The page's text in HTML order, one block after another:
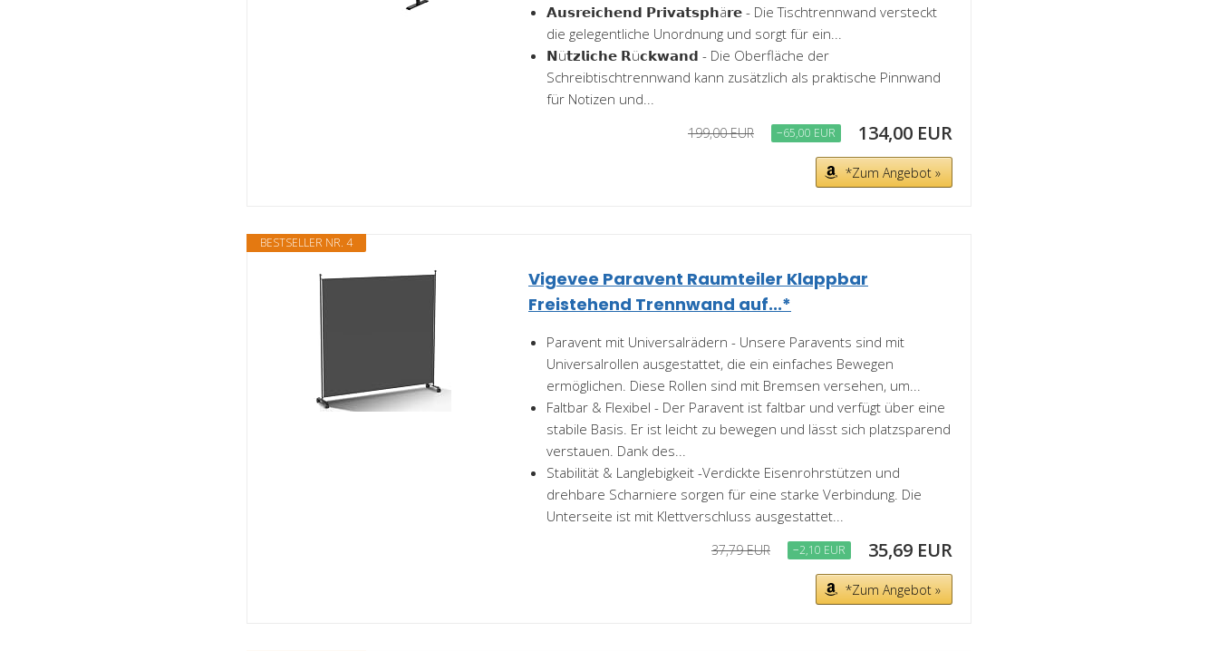
𝗔𝘂𝘀𝗿𝗲𝗶𝗰𝗵𝗲𝗻𝗱 𝗣𝗿𝗶𝘃𝗮𝘁𝘀𝗽𝗵ä𝗿𝗲 - Die Tischtrennwand versteckt
die gelegentliche Unordnung und sorgt für ein...
𝗡ü𝘁𝘇𝗹𝗶𝗰𝗵𝗲 𝗥ü𝗰𝗸𝘄𝗮𝗻𝗱 - Die Oberfläche der
Schreibtischtrennwand kann zusätzlich als praktische Pinnwand
für Notizen und...
199,00 EUR −65,00 EUR 134,00 EUR
*Zum Angebot »
BESTSELLER NR. 4
Vigevee Paravent Raumteiler Klappbar
Freistehend Trennwand auf...*
Paravent mit Universalrädern - Unsere Paravents sind mit
Universalrollen ausgestattet, die ein einfaches Bewegen
ermöglichen. Diese Rollen sind mit Bremsen versehen, um...
Faltbar & Flexibel - Der Paravent ist faltbar und verfügt über eine
stabile Basis. Er ist leicht zu bewegen und lässt sich platzsparend
verstauen. Dank des...
Stabilität & Langlebigkeit -Verdickte Eisenrohrstützen und
drehbare Scharniere sorgen für eine starke Verbindung. Die
Unterseite ist mit Klettverschluss ausgestattet...
37,79 EUR −2,10 EUR 35,69 EUR
*Zum Angebot »